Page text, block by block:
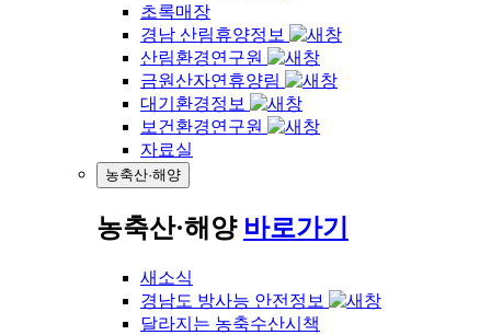
초록매장
경남 산림휴양정보
산림환경연구원
금원산자연휴양림
대기환경정보
보건환경연구원
자료실
농축산·해양
농축산·해양 바로가기
새소식
경남도 방사능 안전정보
달라지는 농축수산시책